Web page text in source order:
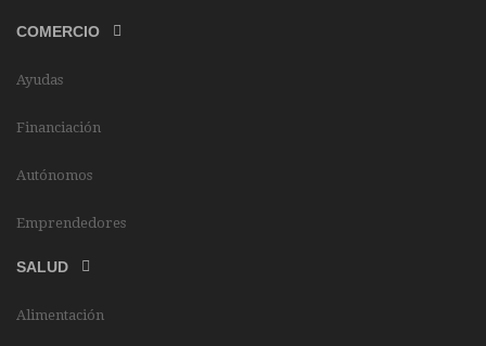
COMERCIO
Ayudas
Financiación
Autónomos
Emprendedores
SALUD
Alimentación